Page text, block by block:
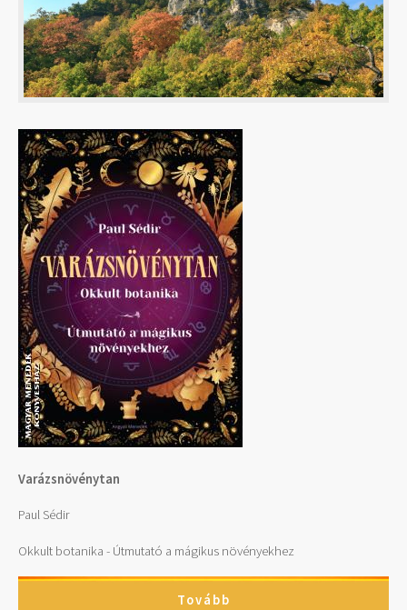
Varázsnövénytan
Paul Sédir
Okkult botanika - Útmutató a mágikus növényekhez
Tovább